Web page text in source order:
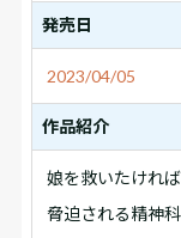
発売日
2023/04/05
作品紹介
娘を救いたけれ
脅迫される精神